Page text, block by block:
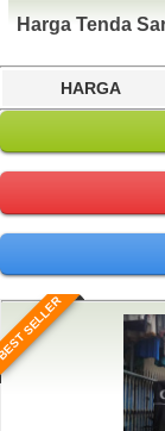
Harga Tenda
HARGA
SELLER